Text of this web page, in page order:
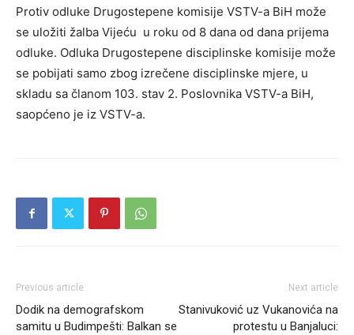
Protiv odluke Drugostepene komisije VSTV-a BiH može
se uložiti žalba Vijeću u roku od 8 dana od dana prijema
odluke. Odluka Drugostepene disciplinske komisije može
se pobijati samo zbog izrečene disciplinske mjere, u
skladu sa članom 103. stav 2. Poslovnika VSTV-a BiH,
saopćeno je iz VSTV-a.
Previous article
Dodik na demografskom
samitu u Budimpešti: Balkan se
Next article
Stanivuković uz Vukanovića na
protestu u Banjaluci: